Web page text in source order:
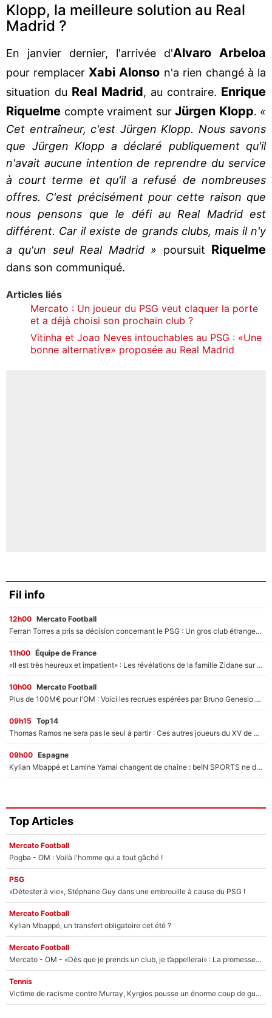
Klopp, la meilleure solution au Real
Madrid ?
En janvier dernier, l'arrivée d'Alvaro Arbeloa
pour remplacerXabi Alonso n'a rien changé à la
situation du Real Madrid, au contraire. Enrique
Riquelme compte vraiment sur Jürgen Klopp. «
Cet entraîneur, c'est Jürgen Klopp. Nous savons
que Jürgen Klopp a déclaré publiquement qu'il
n'avait aucune intention de reprendre du service
à court terme et qu'il a refusé de nombreuses
offres. C'est précisément pour cette raison que
nous pensons que le défi au Real Madrid est
différent. Car il existe de grands clubs, mais il n'y
a qu'un seul Real Madrid » poursuit Riquelme
dans son communiqué.
Articles liés
Mercato : Un joueur du PSG veut claquer la porte
et a déjà choisi son prochain club ?
Vitinha et Joao Neves intouchables au PSG : «Une
bonne alternative» proposée au Real Madrid
Fil info
12h00 Mercato Football
Ferran Torres a pris sa décision concernant le PSG : Un gros club étranger prêt à relancer le feuilleton pour la signature du champion du monde 2026 !
11h00 Équipe de France
«Il est très heureux et impatient» : Les révélations de la famille Zidane sur sa prise de pouvoir en équipe de France !
10h00 Mercato Football
Plus de 100M€ pour l'OM : Voici les recrues espérées par Bruno Genesio et Grégory Lorenzi après l’opération dégraissage
09h15 Top14
Thomas Ramos ne sera pas le seul à partir : Ces autres joueurs du XV de France pourraient aussi quitter le Stade Toulousain, un club de Top 14 est déjà sur les rangs
09h00 Espagne
Kylian Mbappé et Lamine Yamal changent de chaîne : beIN SPORTS ne digère pas cette décision historique et prédit un fiasco pour la Liga
Top Articles
Mercato Football
Pogba - OM : Voilà l'homme qui a tout gâché !
PSG
«Détester à vie», Stéphane Guy dans une embrouille à cause du PSG !
Mercato Football
Kylian Mbappé, un transfert obligatoire cet été ?
Mercato Football
Mercato - OM - «Dès que je prends un club, je t’appellerai» : La promesse de Marcelino au moment de claquer la porte
Tennis
Victime de racisme contre Murray, Kyrgios pousse un énorme coup de gueule !